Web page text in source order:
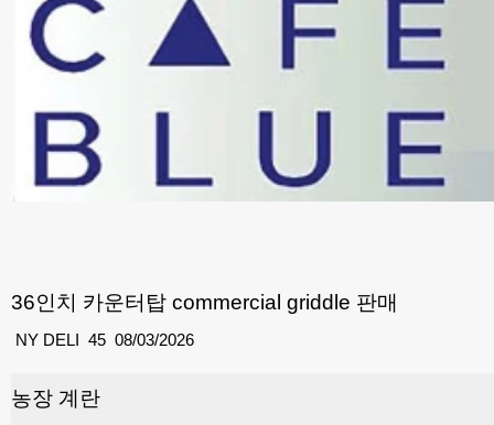
36인치 카운터탑 commercial griddle 판매
45
NY DELI 08/03/2026
농장 계란